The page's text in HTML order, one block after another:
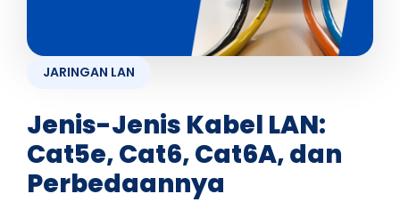
JARINGAN LAN
Jenis-Jenis Kabel LAN:
Cat5e, Cat6, Cat6A, dan
Perbedaannya